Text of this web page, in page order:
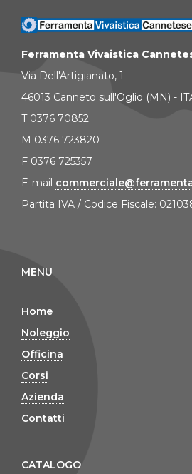
Ferramenta Vivaistica
Via Dell'Artigianato, 1
46013 Canneto sull'Oglio (MN) -
T 0376 70852
M 0376 723820
F 0376 725357
E-mail
Partita IVA / Codice Fiscale:
MENU
Home
Noleggio
Officina
Corsi
Azienda
Contatti
CATALOGO